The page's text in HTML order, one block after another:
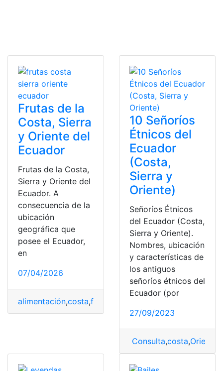
Frutas de la
Costa, Sierra
y Oriente del
Ecuador
Frutas de la Costa,
Sierra y Oriente del
Ecuador. A
consecuencia de la
ubicación
geográfica que
posee el Ecuador,
en
07/04/2026
alimentación,costa,frutas
10 Señoríos
Étnicos del
Ecuador
(Costa,
Sierra y
Oriente)
Señoríos Étnicos
del Ecuador (Costa,
Sierra y Oriente).
Nombres, ubicación
y características de
los antiguos
señoríos étnicos del
Ecuador (por
27/09/2023
Consulta,costa,Oriente